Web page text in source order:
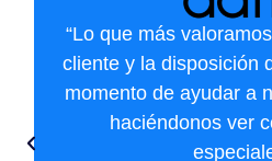
“Lo que más
cliente y la disposición
momento de ayudar a
haciéndonos ver